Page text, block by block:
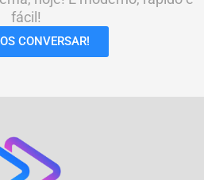
fácil!
CONVERSAR!